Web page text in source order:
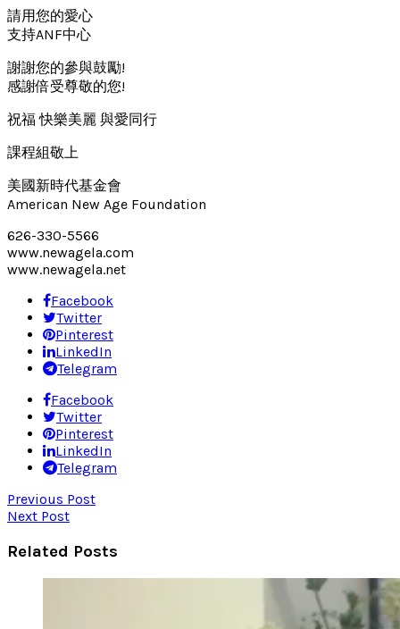
請用您的愛心
支持ANF中心
謝謝您的參與鼓勵!
感謝倍受尊敬的您!
祝福 快樂美麗 與愛同行
課程組敬上
美國新時代基金會
American New Age Foundation
626-330-5566
www.newagela.com
www.newagela.net
Facebook
Twitter
Pinterest
LinkedIn
Telegram
Facebook
Twitter
Pinterest
LinkedIn
Telegram
Previous Post
Next Post
Related Posts